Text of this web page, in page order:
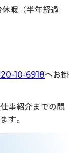
暇（半年経過
10-6918へお掛
事紹介までの間
す。